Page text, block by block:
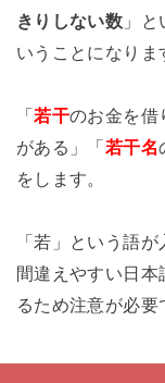
きりしない数 」
いうことになりま
「若干のお金を借
がある」「若干名
をします。
「若」という語
間違えやすい日
るため注意が必要